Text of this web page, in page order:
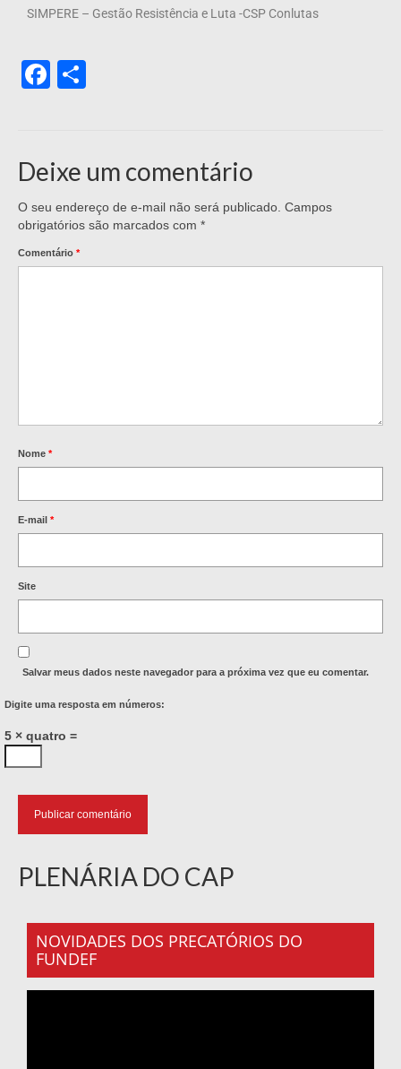
SIMPERE – Gestão Resistência e Luta -CSP Conlutas
Facebook
Deixe um comentário
O seu endereço de e-mail não será publicado. Campos
obrigatórios são marcados com *
Comentário *
Nome *
E-mail *
Site
Salvar meus dados neste navegador para a próxima vez que eu comentar.
Digite uma resposta em números:
5 × quatro =
PLENÁRIA DO CAP
NOVIDADES DOS PRECATÓRIOS DO
FUNDEF